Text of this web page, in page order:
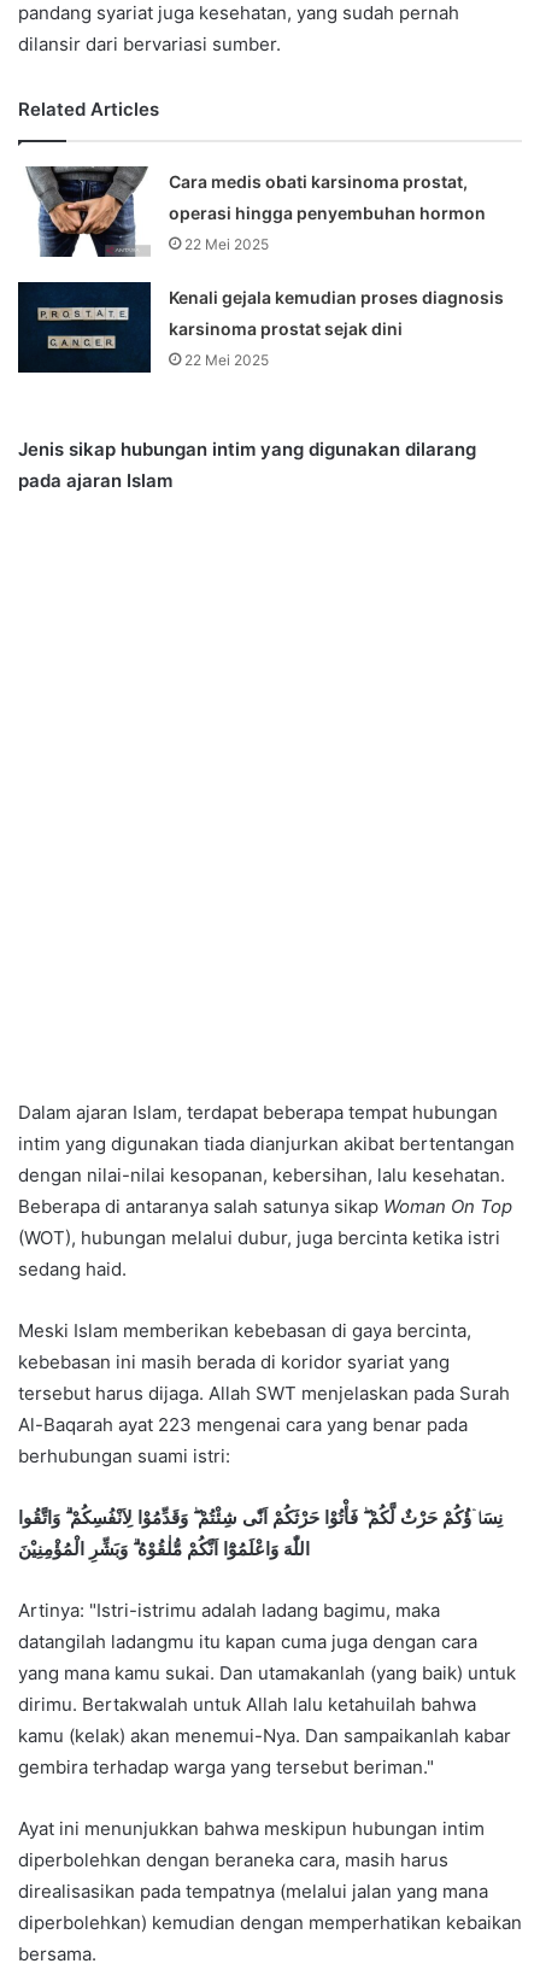
pandang syariat juga kesehatan, yang sudah pernah
dilansir dari bervariasi sumber.
Related Articles
Cara medis obati karsinoma prostat,
operasi hingga penyembuhan hormon
22 Mei 2025
Kenali gejala kemudian proses diagnosis
karsinoma prostat sejak dini
22 Mei 2025
Jenis sikap hubungan intim yang digunakan dilarang
pada ajaran Islam
Dalam ajaran Islam, terdapat beberapa tempat hubungan
intim yang digunakan tiada dianjurkan akibat bertentangan
dengan nilai-nilai kesopanan, kebersihan, lalu kesehatan.
Beberapa di antaranya salah satunya sikap Woman On Top
(WOT), hubungan melalui dubur, juga bercinta ketika istri
sedang haid.
Meski Islam memberikan kebebasan di gaya bercinta,
kebebasan ini masih berada di koridor syariat yang
tersebut harus dijaga. Allah SWT menjelaskan pada Surah
Al-Baqarah ayat 223 mengenai cara yang benar pada
berhubungan suami istri:
نِسَاۤؤُكُمْ حَرْثٌ لَّكُمْ ۖ فَأْتُوْا حَرْثَكُمْ اَنّٰى شِئْتُمْ ۖ وَقَدِّمُوْا لِاَنْفُسِكُمْ ۗ وَاتَّقُوا
اللّٰهَ وَاعْلَمُوْٓا اَنَّكُمْ مُّلٰقُوْهُ ۗ وَبَشِّرِ الْمُؤْمِنِيْنَ
Artinya: "Istri-istrimu adalah ladang bagimu, maka
datangilah ladangmu itu kapan cuma juga dengan cara
yang mana kamu sukai. Dan utamakanlah (yang baik) untuk
dirimu. Bertakwalah untuk Allah lalu ketahuilah bahwa
kamu (kelak) akan menemui-Nya. Dan sampaikanlah kabar
gembira terhadap warga yang tersebut beriman."
Ayat ini menunjukkan bahwa meskipun hubungan intim
diperbolehkan dengan beraneka cara, masih harus
direalisasikan pada tempatnya (melalui jalan yang mana
diperbolehkan) kemudian dengan memperhatikan kebaikan
bersama.